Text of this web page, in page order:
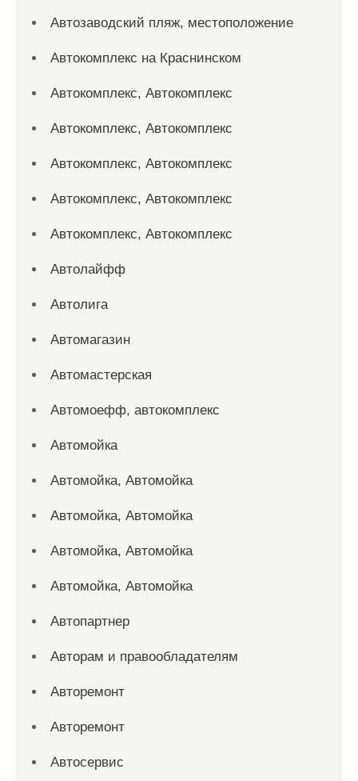
Автозаводский пляж, местоположение
Автокомплекс на Краснинском
Автокомплекс, Автокомплекс
Автокомплекс, Автокомплекс
Автокомплекс, Автокомплекс
Автокомплекс, Автокомплекс
Автокомплекс, Автокомплекс
Автолайфф
Автолига
Автомагазин
Автомастерская
Автомоефф, автокомплекс
Автомойка
Автомойка, Автомойка
Автомойка, Автомойка
Автомойка, Автомойка
Автомойка, Автомойка
Автопартнер
Авторам и правообладателям
Авторемонт
Авторемонт
Автосервис